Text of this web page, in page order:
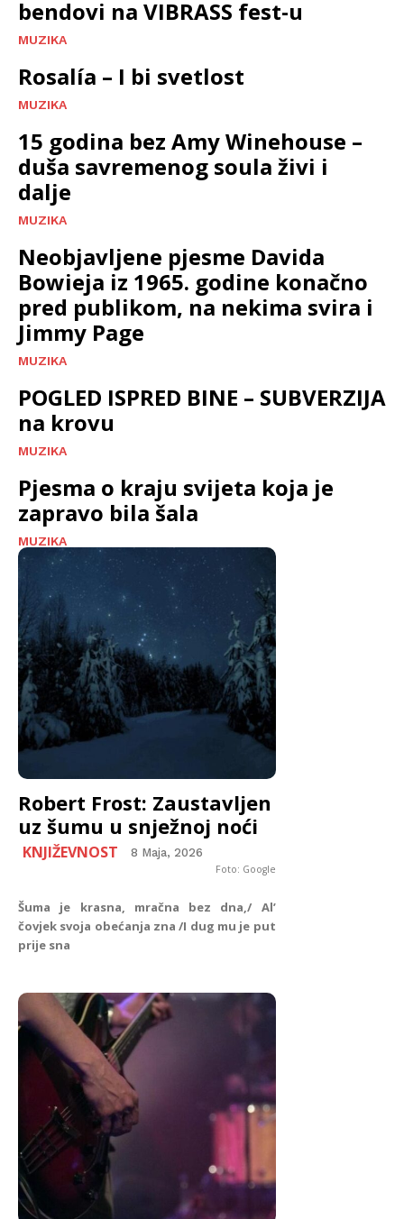
bendovi na VIBRASS fest-u
MUZIKA
Rosalía – I bi svetlost
MUZIKA
15 godina bez Amy Winehouse –
duša savremenog soula živi i
dalje
MUZIKA
Neobjavljene pjesme Davida
Bowieja iz 1965. godine konačno
pred publikom, na nekima svira i
Jimmy Page
MUZIKA
POGLED ISPRED BINE – SUBVERZIJA
na krovu
MUZIKA
Pjesma o kraju svijeta koja je
zapravo bila šala
MUZIKA
Robert Frost: Zaustavljen
uz šumu u snježnoj noći
KNJIŽEVNOST 8 Maja, 2026
Foto: Google
Šuma je krasna, mračna bez dna,/ Al’
čovjek svoja obećanja zna /I dug mu je put
prije sna